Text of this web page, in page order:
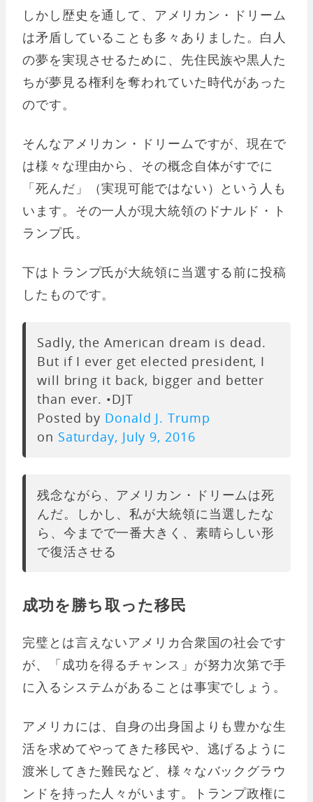
しかし歴史を通して、アメリカン・ドリーム
は矛盾していることも多々ありました。白人
の夢を実現させるために、先住民族や黒人た
ちが夢見る権利を奪われていた時代があった
のです。
そんなアメリカン・ドリームですが、現在で
は様々な理由から、その概念自体がすでに
「死んだ」（実現可能ではない）という人も
います。その一人が現大統領のドナルド・ト
ランプ氏。
下はトランプ氏が大統領に当選する前に投稿
したものです。
Sadly, the American dream is dead.
But if I ever get elected president, I
will bring it back, bigger and better
than ever. •DJT
Posted by Donald J. Trump
on Saturday, July 9, 2016
残念ながら、アメリカン・ドリームは死
んだ。しかし、私が大統領に当選したな
ら、今までで一番大きく、素晴らしい形
で復活させる
成功を勝ち取った移民
完璧とは言えないアメリカ合衆国の社会です
が、「成功を得るチャンス」が努力次第で手
に入るシステムがあることは事実でしょう。
アメリカには、自身の出身国よりも豊かな生
活を求めてやってきた移民や、逃げるように
渡米してきた難民など、様々なバックグラウ
ンドを持った人々がいます。トランプ政権に